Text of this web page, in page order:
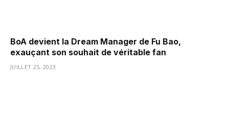
BoA devient la Dream Manager de Fu Bao,
exauçant son souhait de véritable fan
JUILLET 25, 2023